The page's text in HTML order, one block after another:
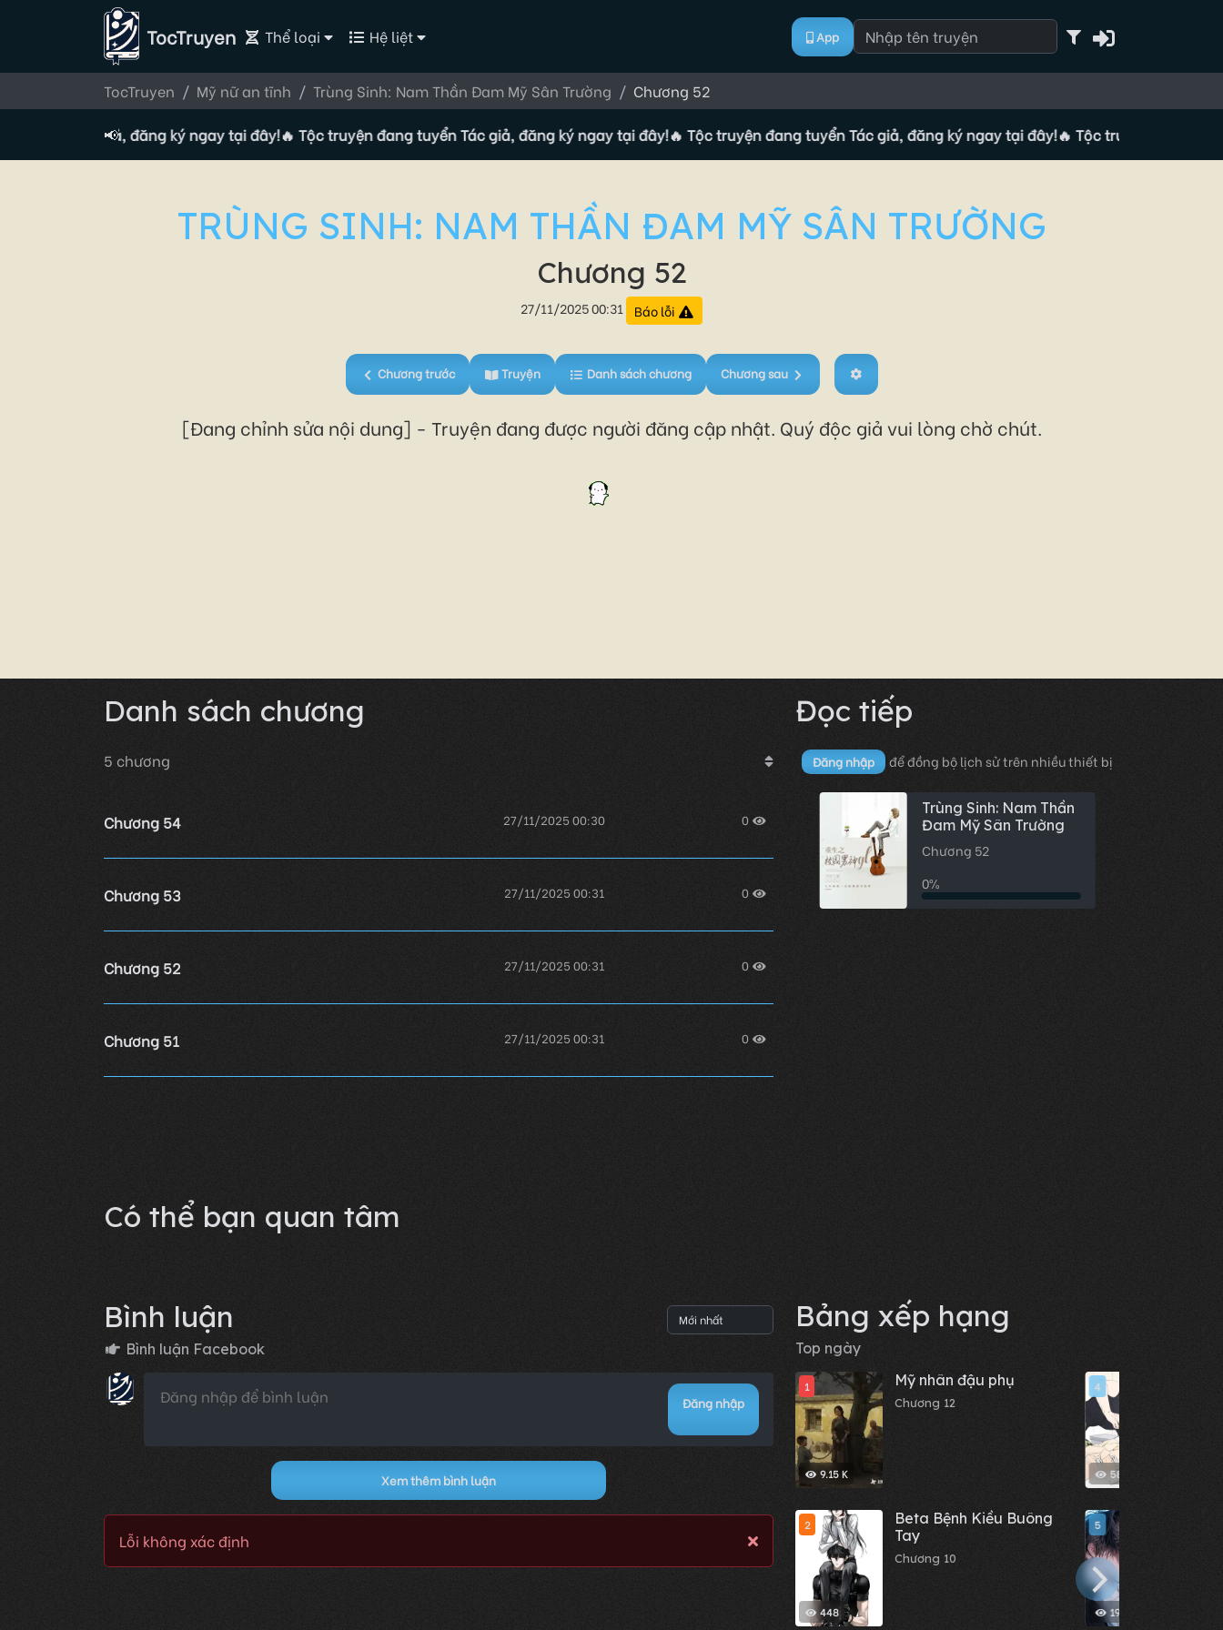
TocTruyen Thể loại Hệ liệt App
TocTruyen Mỹ nữ an tĩnh Trùng Sinh: Nam Thần Đam Mỹ Sân Trường Chương 52
📢
Tác giả, đăng ký ngay tại đây!🔥 Tộc truyện đang tuyển Tác giả, đăng ký ngay tại đây!🔥 Tộc truyện đang tuyển Tác giả, đăng ký ngay tại đây!🔥 Tộc truyện đang tuyển
TRÙNG SINH: NAM THẦN ĐAM MỸ SÂN TRƯỜNG
Chương 52
27/11/2025 00:31 Báo lỗi
Chương trước Truyện Danh sách chương Chương sau
[Đang chỉnh sửa nội dung] - Truyện đang được người đăng cập nhật. Quý độc giả vui lòng chờ chút.
Danh sách chương
5 chương
Chương 54 27/11/2025 00:30 0
Chương 53 27/11/2025 00:31 0
Chương 52 27/11/2025 00:31 0
Chương 51 27/11/2025 00:31 0
Có thể bạn quan tâm
Bình luận
Bình luận Facebook
Đăng nhập
Xem thêm bình luận
Lỗi không xác định
Đọc tiếp
Đăng nhập để đồng bộ lịch sử trên nhiều thiết bị
Trùng Sinh: Nam Thần
Đam Mỹ Sân Trường
Chương 52
0%
Bảng xếp hạng
Top ngày
9.15 K
1 Mỹ nhân đậu phụ
Chương 12
448
2
Beta Bệnh Kiều Buông
Tay
Chương 10
581
4
19.02 K
5